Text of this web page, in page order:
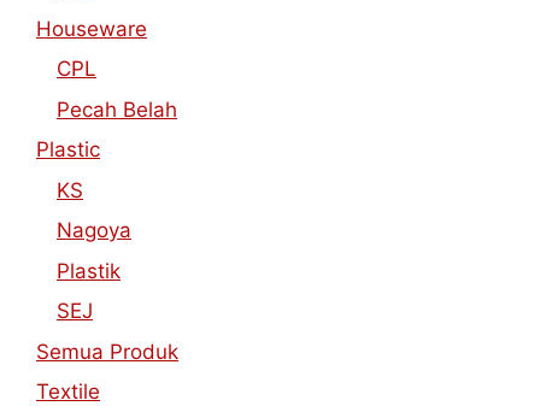
Houseware
CPL
Pecah Belah
Plastic
KS
Nagoya
Plastik
SEJ
Semua Produk
Textile